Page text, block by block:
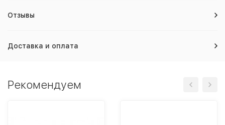
Отзывы
Доставка и оплата
Рекомендуем